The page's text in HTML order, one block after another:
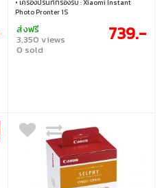
• เครื่องปรินท์ที่รองรับ : Xiaomi Instant
Photo Pronter 1S
ส่งฟรี
3,350 views
0 sold
739.-